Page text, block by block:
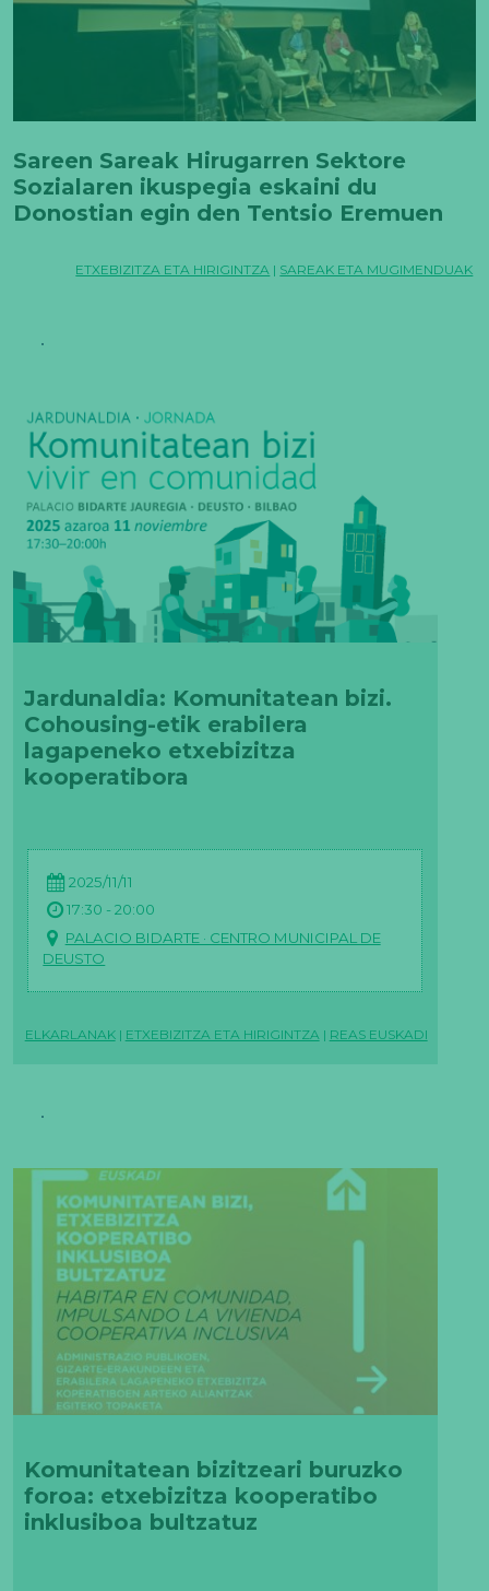
Sareen Sareak Hirugarren Sektore
Sozialaren ikuspegia eskaini du
Donostian egin den Tentsio Eremuen
ETXEBIZITZA ETA HIRIGINTZA | SAREAK ETA MUGIMENDUAK
Jardunaldia: Komunitatean bizi.
Cohousing-etik erabilera
lagapeneko etxebizitza
kooperatibora
2025/11/11
17:30 - 20:00
PALACIO BIDARTE · CENTRO MUNICIPAL DE
DEUSTO
ELKARLANAK | ETXEBIZITZA ETA HIRIGINTZA | REAS EUSKADI
Komunitatean bizitzeari buruzko
foroa: etxebizitza kooperatibo
inklusiboa bultzatuz